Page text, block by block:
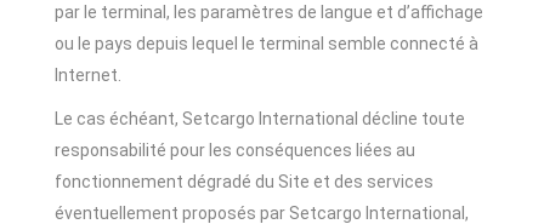
par le terminal, les paramètres de langue et d’affichage
ou le pays depuis lequel le terminal semble connecté à
Internet.
Le cas échéant, Setcargo International décline toute
responsabilité pour les conséquences liées au
fonctionnement dégradé du Site et des services
éventuellement proposés par Setcargo International,